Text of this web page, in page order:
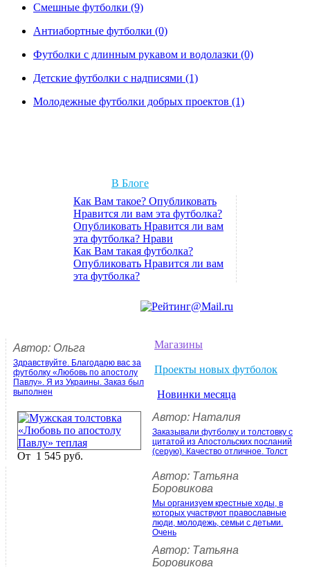
Смешные футболки (9)
Антиабортные футболки (0)
Футболки с длинным рукавом и водолазки (0)
Детские футболки с надписями (1)
Молодежные футболки добрых проектов (1)
В Блоге
Как Вам такое? Опубликовать
Нравится ли вам эта футболка?
Опубликовать Нравится ли вам
эта футболка? Нрави
Как Вам такая футболка?
Опубликовать Нравится ли вам
эта футболка?
Магазины
Проекты новых футболок
Новинки месяца
От 1 545 руб.
Автор: Ольга
Здравствуйте. Благодарю вас за
футболку «Любовь по апостолу
Павлу». Я из Украины. Заказ был
выполнен
Автор: Наталия
Заказывали футболку и толстовку с
цитатой из Апостольских посланий
(серую). Качество отличное. Толст
Автор: Татьяна
Боровикова
Мы организуем крестные ходы, в
которых участвуют православные
люди, молодежь, семьи с детьми.
Очень
Автор: Татьяна
Боровикова